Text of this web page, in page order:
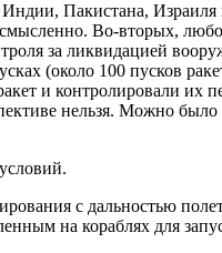
Пакистана,
Во-вторых,
за ликвидацией
(около 100 пусков
и контролировали их
нельзя. Можно
с дальностью
на кораблях для